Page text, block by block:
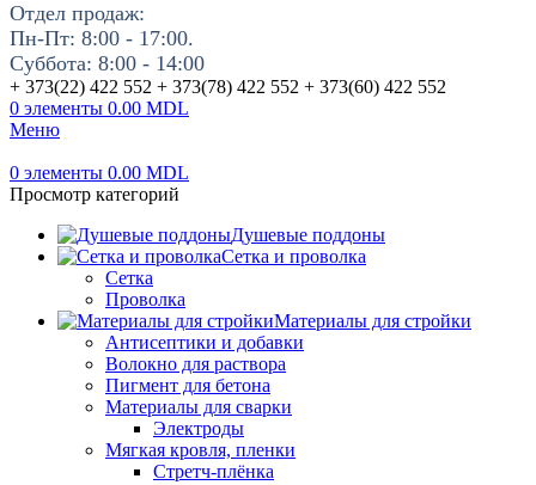
Отдел продаж:
Пн-Пт: 8:00 - 17:00.
Суббота: 8:00 - 14:00
+ 373(22) 422 552 + 373(78) 422 552 + 373(60) 422 552
0 элементы 0.00 MDL
Меню
0 элементы 0.00 MDL
Просмотр категорий
Душевые поддоны
Сетка и проволка
Сетка
Проволка
Материалы для стройки
Антисептики и добавки
Волокно для раствора
Пигмент для бетона
Материалы для сварки
Электроды
Мягкая кровля, пленки
Стретч-плёнка